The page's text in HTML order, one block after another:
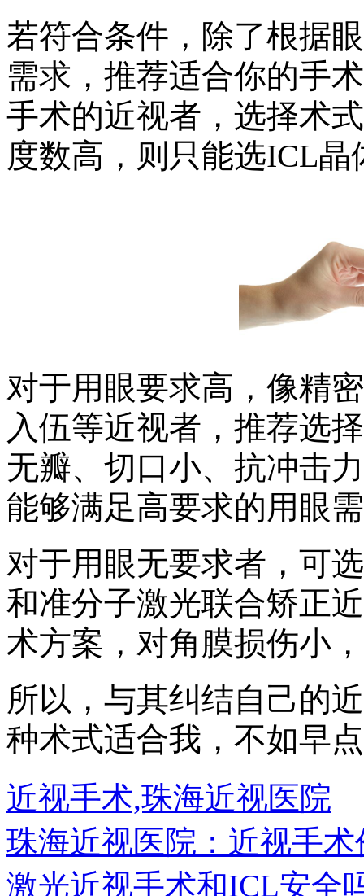
若符合条件，除了根据
需求，推荐适合你的手
手术的近视者，选择术
度数高，则只能选ICL晶
对于用眼要求高，像精
入伍等近视者，推荐选
无瓣、切口小、抗冲击
能够满足高要求的用眼
对于用眼无要求者，可
和准分子激光联合矫正
术方案，对角膜损伤小
所以，与其纠结自己的
种术式适合我，不如早
近视手术,珠海近视医院
珠海近视医院：近视手
激光近视手术和ICL安全